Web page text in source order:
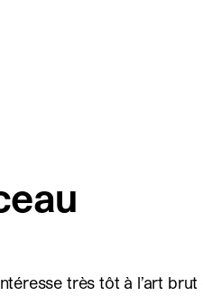
très tôt à l’art